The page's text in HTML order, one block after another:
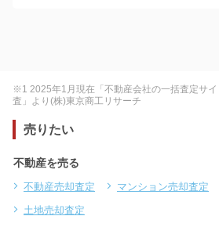
※1 2025年1月現在「不動産会社の一括査定サ
査」より(株)東京商工リサーチ
売りたい
不動産を売る
不動産売却査定 マンション売却査定
土地売却査定